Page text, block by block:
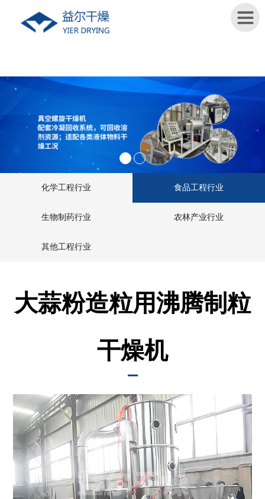
关
于
我
们
新
闻
讯
产
工
服
服
务
联
系
我
们
化学工程行业 食品工程行业
生物制药行业 农林产业行业
其他工程行业
大蒜粉造粒用沸腾制粒
干燥机